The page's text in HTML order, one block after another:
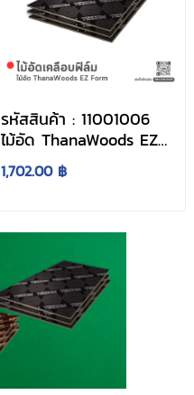
รหัสสินค้า : 11001006
ไม้อัด ThanaWoods EZ
Form
1,702.00 ฿